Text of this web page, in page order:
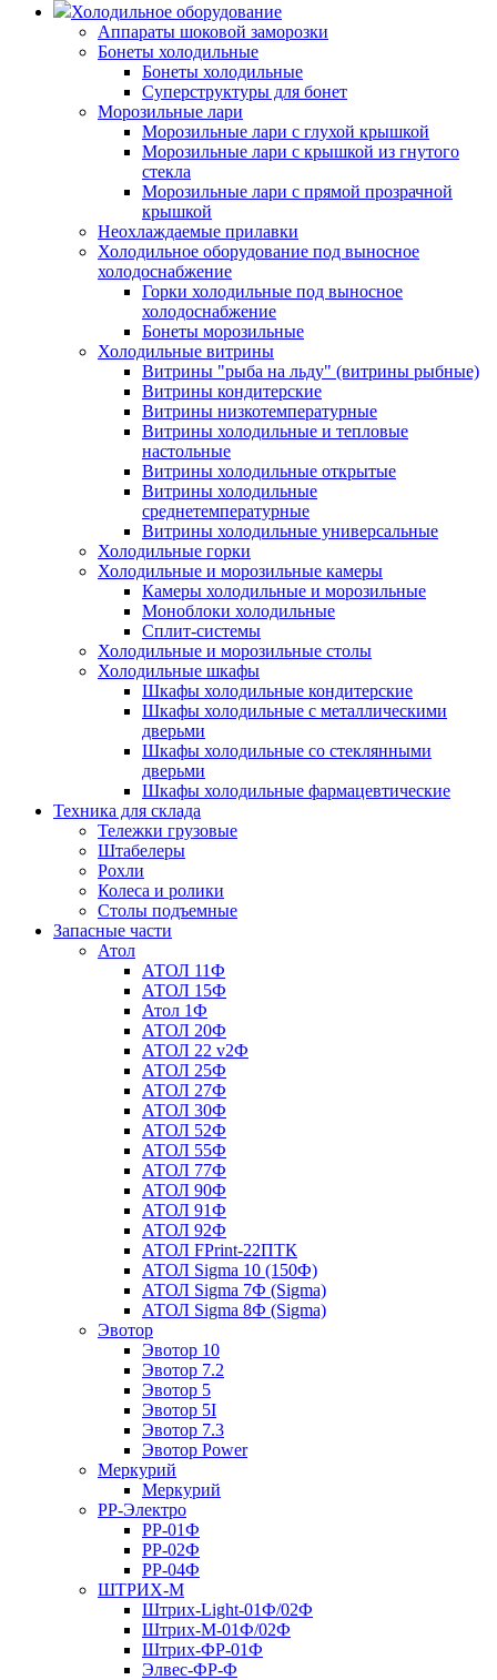
Холодильное оборудование
Аппараты шоковой заморозки
Бонеты холодильные
Бонеты холодильные
Суперструктуры для бонет
Морозильные лари
Морозильные лари с глухой крышкой
Морозильные лари с крышкой из гнутого
стекла
Морозильные лари с прямой прозрачной
крышкой
Неохлаждаемые прилавки
Холодильное оборудование под выносное
холодоснабжение
Горки холодильные под выносное
холодоснабжение
Бонеты морозильные
Холодильные витрины
Витрины "рыба на льду" (витрины рыбные)
Витрины кондитерские
Витрины низкотемпературные
Витрины холодильные и тепловые
настольные
Витрины холодильные открытые
Витрины холодильные
среднетемпературные
Витрины холодильные универсальные
Холодильные горки
Холодильные и морозильные камеры
Камеры холодильные и морозильные
Моноблоки холодильные
Сплит-системы
Холодильные и морозильные столы
Холодильные шкафы
Шкафы холодильные кондитерские
Шкафы холодильные с металлическими
дверьми
Шкафы холодильные со стеклянными
дверьми
Шкафы холодильные фармацевтические
Техника для склада
Тележки грузовые
Штабелеры
Рохли
Колеса и ролики
Столы подъемные
Запасные части
Атол
АТОЛ 11Ф
АТОЛ 15Ф
Атол 1Ф
АТОЛ 20Ф
АТОЛ 22 v2Ф
АТОЛ 25Ф
АТОЛ 27Ф
АТОЛ 30Ф
АТОЛ 52Ф
АТОЛ 55Ф
АТОЛ 77Ф
АТОЛ 90Ф
АТОЛ 91Ф
АТОЛ 92Ф
АТОЛ FPrint-22ПТК
АТОЛ Sigma 10 (150Ф)
АТОЛ Sigma 7Ф (Sigma)
АТОЛ Sigma 8Ф (Sigma)
Эвотор
Эвотор 10
Эвотор 7.2
Эвотор 5
Эвотор 5I
Эвотор 7.3
Эвотор Power
Меркурий
Меркурий
РР-Электро
РР-01Ф
РР-02Ф
РР-04Ф
ШТРИХ-М
Штрих-Light-01Ф/02Ф
Штрих-М-01Ф/02Ф
Штрих-ФР-01Ф
Элвес-ФР-Ф